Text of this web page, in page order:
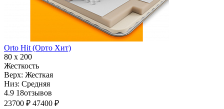
Orto Hit (Орто Хит)
80 х 200
Жесткость
Верх: Жесткая
Низ: Средняя
4.9 18отзывов
23700 ₽ 47400 ₽